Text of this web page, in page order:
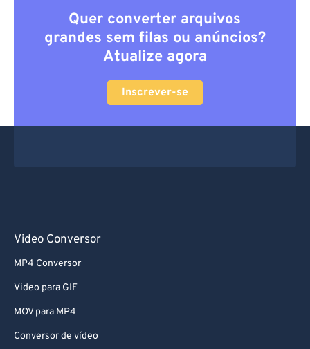
Quer converter arquivos
grandes sem filas ou anúncios?
Atualize agora
Inscrever-se
Video Conversor
MP4 Conversor
Video para GIF
MOV para MP4
Conversor de vídeo